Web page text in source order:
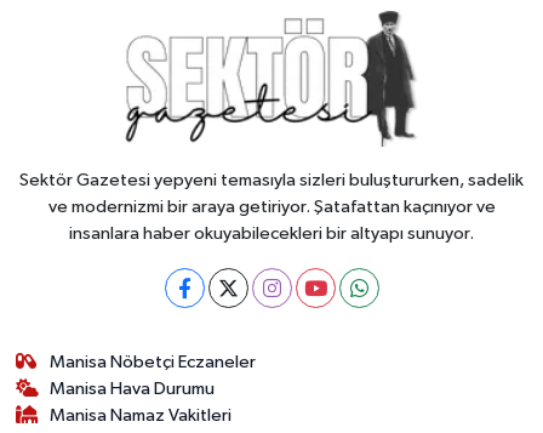
Sektör Gazetesi yepyeni temasıyla sizleri buluştururken, sadelik
ve modernizmi bir araya getiriyor. Şatafattan kaçınıyor ve
insanlara haber okuyabilecekleri bir altyapı sunuyor.
Manisa Nöbetçi Eczaneler
Manisa Hava Durumu
Manisa Namaz Vakitleri